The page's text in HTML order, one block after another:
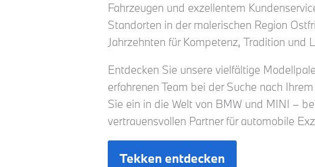
Fahrzeugen und exzellentem
Standorten in der malerischen Region
Jahrzehnten für Kompetenz, Tradition
Entdecken Sie unsere vielfältige
erfahrenen Team bei der Suche nach
Sie ein in die Welt von BMW und MINI –
vertrauensvollen Partner für automobile
Tekken entdecken